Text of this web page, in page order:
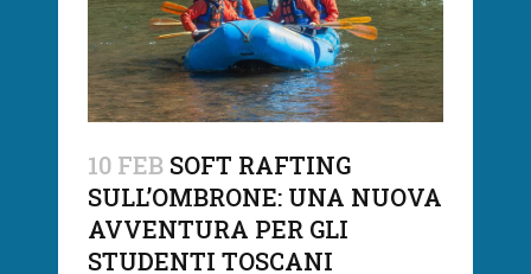
10 FEB SOFT RAFTING
SULL’OMBRONE: UNA NUOVA
AVVENTURA PER GLI
STUDENTI TOSCANI